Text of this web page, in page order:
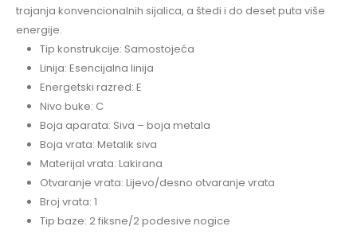
trajanja konvencionalnih sijalica, a štedi i do deset puta više
energije.
Tip konstrukcije: Samostojeća
Linija: Esencijalna linija
Energetski razred: E
Nivo buke: C
Boja aparata: Siva – boja metala
Boja vrata: Metalik siva
Materijal vrata: Lakirana
Otvaranje vrata: Lijevo/desno otvaranje vrata
Broj vrata: 1
Tip baze: 2 fiksne/2 podesive nogice